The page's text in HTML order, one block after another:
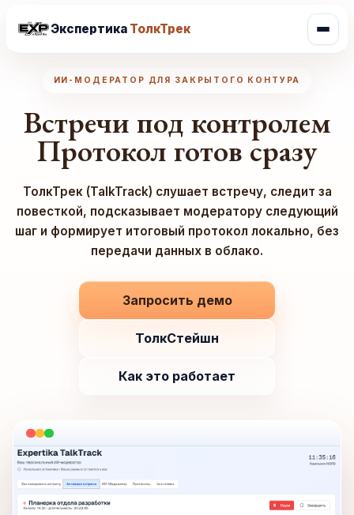
Экспертика ТолкТрек
ИИ-МОДЕРАТОР ДЛЯ ЗАКРЫТОГО КОНТУРА
Встречи под контролем
Протокол готов сразу
ТолкТрек (TalkTrack) слушает встречу, следит за
повесткой, подсказывает модератору следующий
шаг и формирует итоговый протокол локально, без
передачи данных в облако.
Запросить демо
ТолкСтейшн
Как это работает